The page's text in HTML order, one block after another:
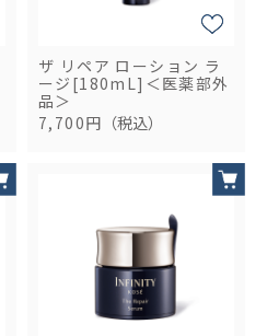
ザ リペア ローション ラ
ージ[180mL]＜医薬部外
品＞
7,700円 （税込）